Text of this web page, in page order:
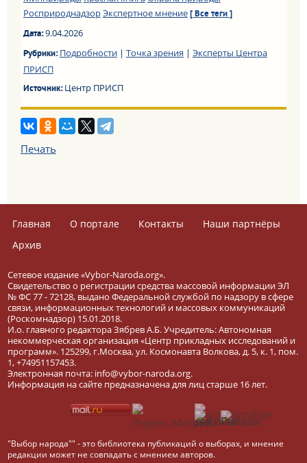
РосприроднадзорЭкспертное мнение [ Все теги ]
Дата:9.04.2026
Рубрики:Подробности| Точка зрения | Эксперты Центра
ПРИСП
Источник:Центр ПРИСП
Печать
Главная О портале Контакты
Наши партнёры
Архив
Сетевое издание «Vybor-Naroda.org».
Свидетельство о регистрации средства массовой информации ЭЛ
№ ФС 77 - 72128, выдано Федеральной службой по надзору в сфере
связи, информационных технологий и массовых коммуникаций
(Роскомнадзор) 15.01.2018.
И.о. главного редактора Зябрев А.Б. Учредитель: Автономная
некоммерческая организация «Центр прикладных исследований и
программ». 125299, г.Москва, ул. Космонавта Волкова, д. 5, к. 1, пом.
1, +74951157453.
Электронная почта: info@vybor-naroda.org.
Информация на сайте предназначена для лиц старше 16 лет.
"Выбор народа"" - это библиотека публикаций о выборах, и мнение
редакции может не совпадать с мнением авторов.